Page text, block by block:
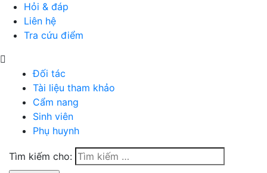
Hỏi & đáp
Liên hệ
Tra cứu điểm
Đối tác
Tài liệu tham khảo
Cẩm nang
Sinh viên
Phụ huynh
Tìm kiếm cho: